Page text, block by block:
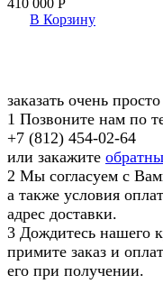
В Корзину
заказать очень просто
1 Позвоните нам по
+7 (812) 454-02-64
или закажите
2 Мы согласуем с
а также условия
адрес доставки.
3 Дождитесь нашего
примите заказ и
его при получении.